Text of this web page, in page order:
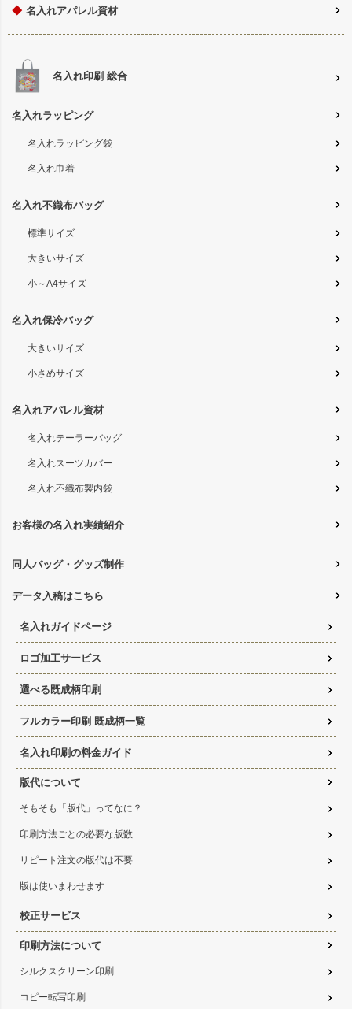
◆ 名入れアパレル資材
名入れ印刷 総合
名入れラッピング
名入れラッピング袋
名入れ巾着
名入れ不織布バッグ
標準サイズ
大きいサイズ
小～A4サイズ
名入れ保冷バッグ
大きいサイズ
小さめサイズ
名入れアパレル資材
名入れテーラーバッグ
名入れスーツカバー
名入れ不織布製内袋
お客様の名入れ実績紹介
同人バッグ・グッズ制作
データ入稿はこちら
名入れガイドページ
ロゴ加工サービス
選べる既成柄印刷
フルカラー印刷 既成柄一覧
名入れ印刷の料金ガイド
版代について
そもそも「版代」ってなに？
印刷方法ごとの必要な版数
リピート注文の版代は不要
版は使いまわせます
校正サービス
印刷方法について
シルクスクリーン印刷
コピー転写印刷